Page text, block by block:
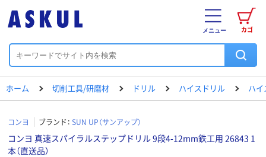
カゴ
メニュー
ホーム 切削工具/研磨材 ドリル ハイスドリル ハ
コンヨ ブランド： SUN UP（サンアップ）
コンヨ 真速スパイラルステップドリル 9段4-12mm鉄工用 26843 1
本（直送品）